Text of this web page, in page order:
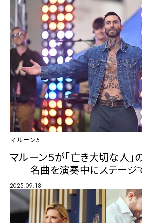
マルーン5
マルーン５が「亡き大切な人」
──名曲を演奏中にステージ
2025.09.18